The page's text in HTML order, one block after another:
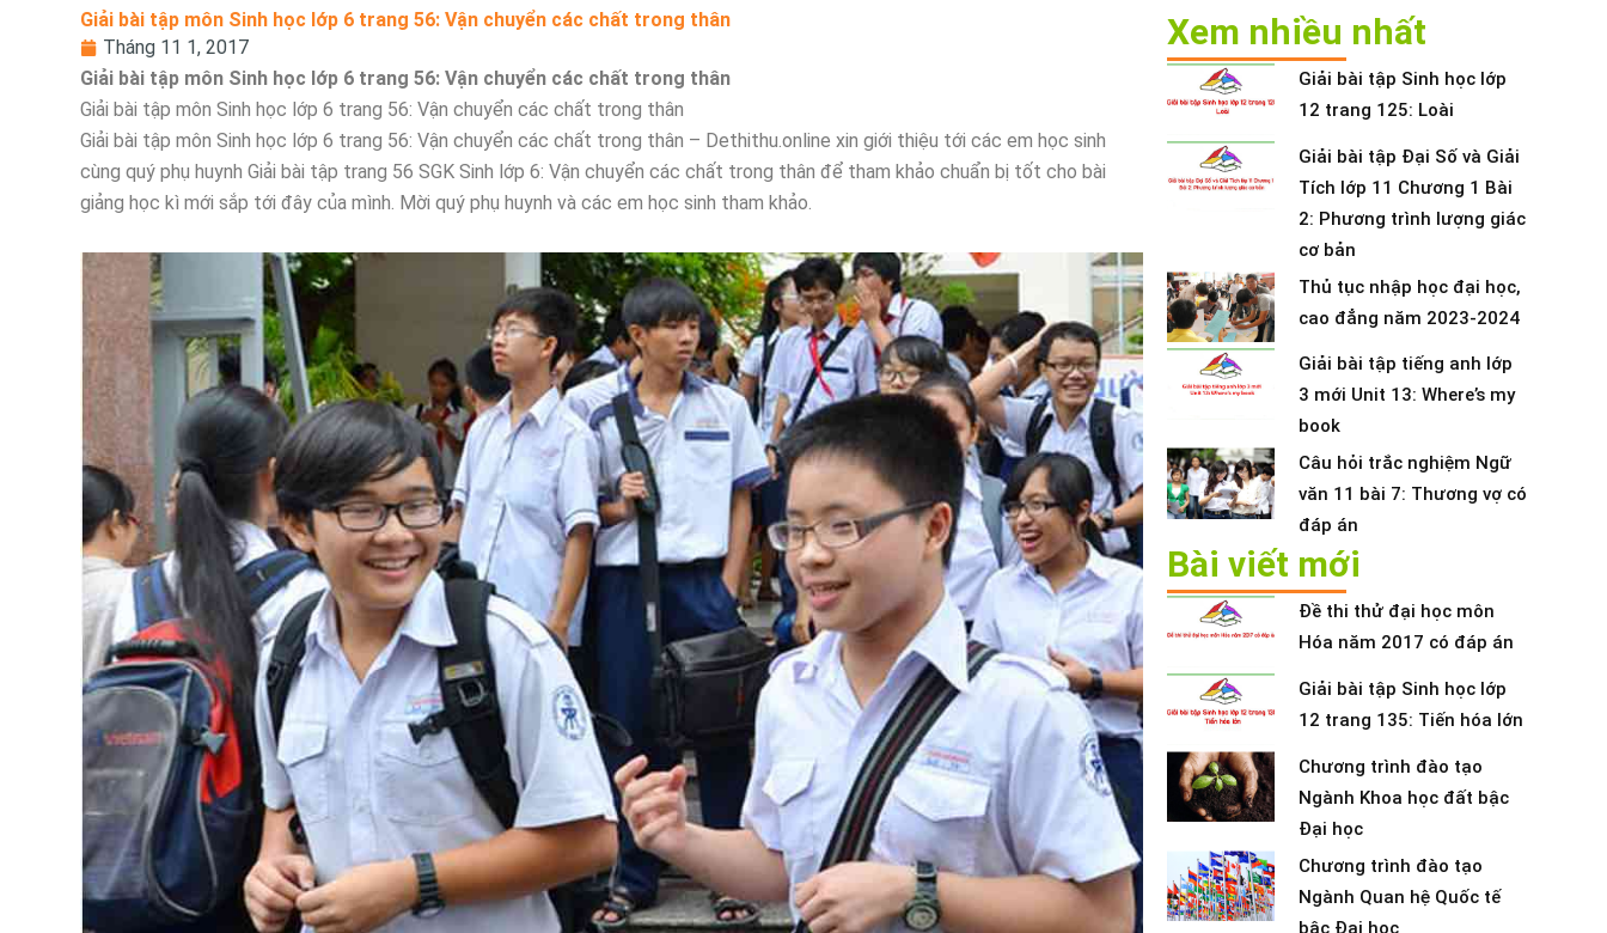
Giải bài tập môn Sinh học lớp 6 trang 56: Vận chuyển các chất trong thân
Tháng 11 1, 2017
Giải bài tập môn Sinh học lớp 6 trang 56: Vận chuyển các chất trong thân
Giải bài tập môn Sinh học lớp 6 trang 56: Vận chuyển các chất trong thân
Giải bài tập môn Sinh học lớp 6 trang 56: Vận chuyển các chất trong thân – Dethithu.online xin giới thiệu tới các em học sinh
cùng quý phụ huynh Giải bài tập trang 56 SGK Sinh lớp 6: Vận chuyển các chất trong thân để tham khảo chuẩn bị tốt cho bài
giảng học kì mới sắp tới đây của mình. Mời quý phụ huynh và các em học sinh tham khảo.
Xem nhiều nhất
Giải bài tập Sinh học lớp
12 trang 125: Loài
Giải bài tập Đại Số và Giải
Tích lớp 11 Chương 1 Bài
2: Phương trình lượng giác
cơ bản
Thủ tục nhập học đại học,
cao đẳng năm 2023-2024
Giải bài tập tiếng anh lớp
3 mới Unit 13: Where’s my
book
Câu hỏi trắc nghiệm Ngữ
văn 11 bài 7: Thương vợ có
đáp án
Bài viết mới
Đề thi thử đại học môn
Hóa năm 2017 có đáp án
Giải bài tập Sinh học lớp
12 trang 135: Tiến hóa lớn
Chương trình đào tạo
Ngành Khoa học đất bậc
Đại học
Chương trình đào tạo
Ngành Quan hệ Quốc tế
bậc Đại học